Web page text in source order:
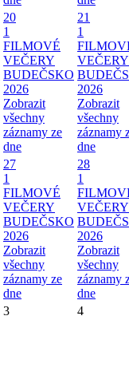
20
1
FILMOVÉ
VEČERY
BUDEČSKO
2026
Zobrazit
všechny
záznamy ze
dne
21
1
VEČERY
2026
Zobrazit
všechny
záznamy
dne
27
1
FILMOVÉ
VEČERY
BUDEČSKO
2026
Zobrazit
všechny
záznamy ze
dne
28
1
VEČERY
2026
Zobrazit
všechny
záznamy
dne
3 4